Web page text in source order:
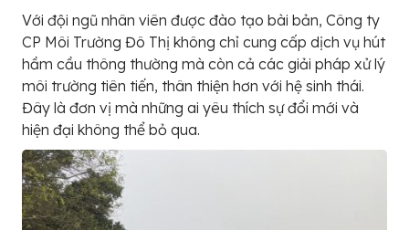
Với đội ngũ nhân viên được đào tạo bài bản, Công ty
CP Môi Trường Đô Thị không chỉ cung cấp dịch vụ hút
hầm cầu thông thường mà còn cả các giải pháp xử lý
môi trường tiên tiến, thân thiện hơn với hệ sinh thái.
Đây là đơn vị mà những ai yêu thích sự đổi mới và
hiện đại không thể bỏ qua.